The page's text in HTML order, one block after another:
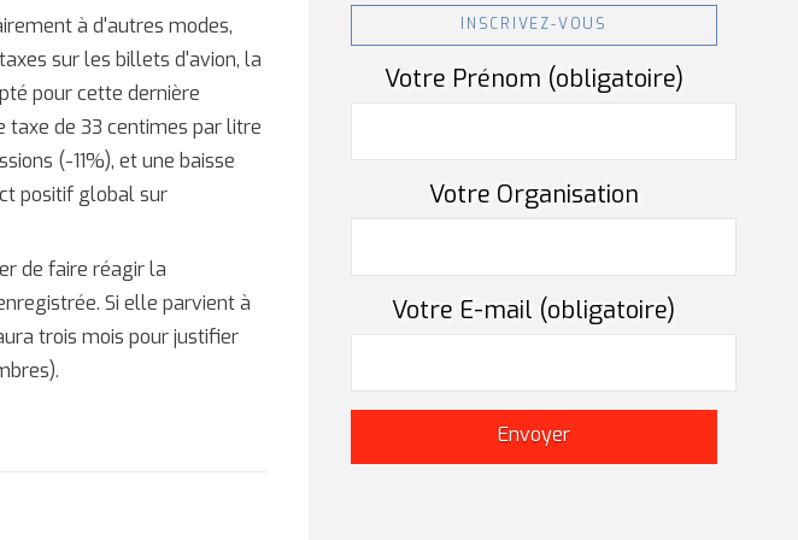
à d'autres modes,
sur les billets d'avion, la
pour cette dernière
taxe de 33 centimes par litre
(-11%), et une baisse
positif global sur
de faire réagir la
Si elle parvient à
trois mois pour justifier
INSCRIVEZ-VOUS
Votre Prénom (obligatoire)
Votre Organisation
Votre E-mail (obligatoire)